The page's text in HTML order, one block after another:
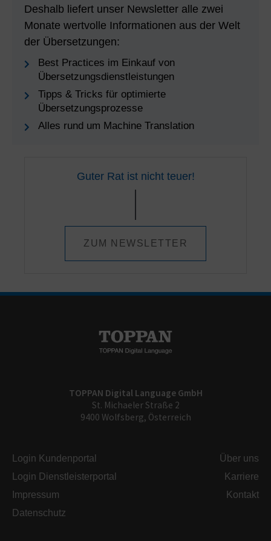
Deshalb liefert unser Newsletter alle zwei
Monate wertvolle Informationen aus der Welt
der Übersetzungen:
Best Practices im Einkauf von
Übersetzungsdienstleistungen
Tipps & Tricks für optimierte
Übersetzungsprozesse
Alles rund um Machine Translation
Guter Rat ist nicht teuer!
ZUM NEWSLETTER
TOPPAN Digital Language GmbH
St. Michaeler Straße 2
9400 Wolfsberg, Österreich
Login Kundenportal
Login Dienstleisterportal
Impressum
Datenschutz
Über uns
Karriere
Kontakt